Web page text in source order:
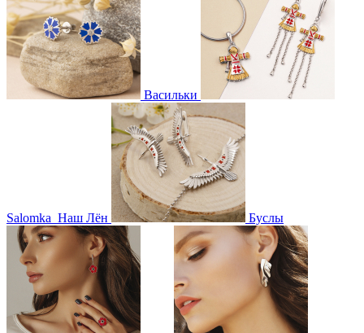
Васильки
Salomka Наш Лён Буслы